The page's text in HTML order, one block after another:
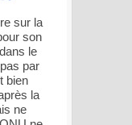
sur la
son
le
par
bien
la
ne